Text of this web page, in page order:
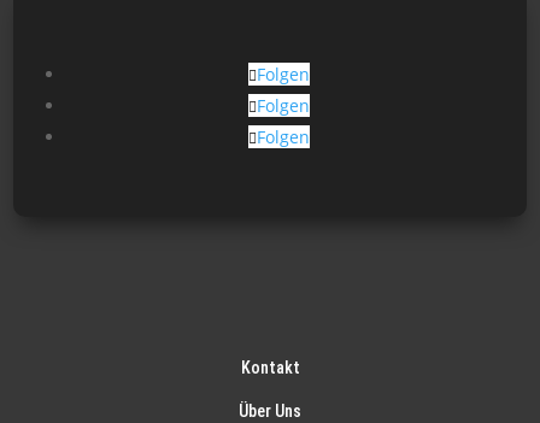
Folgen
Folgen
Folgen
Kontakt
Über Uns